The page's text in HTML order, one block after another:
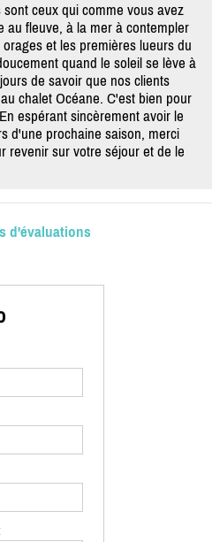
ceux qui comme vous avez
au fleuve, à la mer à contempler
et les premières lueurs du
quand le soleil se lève à
de savoir que nos clients
chalet Océane. C'est bien pour
espérant sincèrement avoir le
d'une prochaine saison, merci
revenir sur votre séjour et de le
d'évaluations